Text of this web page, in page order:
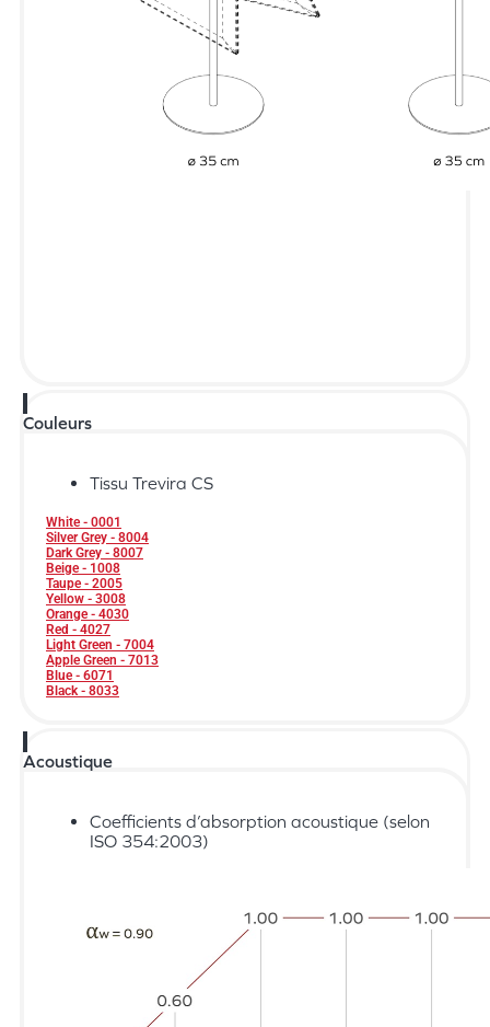
Couleurs
Tissu Trevira CS
White - 0001
Silver Grey - 8004
Dark Grey - 8007
Beige - 1008
Taupe - 2005
Yellow - 3008
Orange - 4030
Red - 4027
Light Green - 7004
Apple Green - 7013
Blue - 6071
Black - 8033
Acoustique
Coefficients d’absorption acoustique (selon
ISO 354:2003)